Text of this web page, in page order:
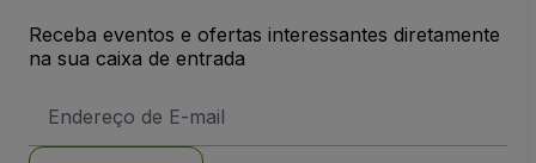
Receba eventos e ofertas interessantes diretamente
na sua caixa de entrada
de